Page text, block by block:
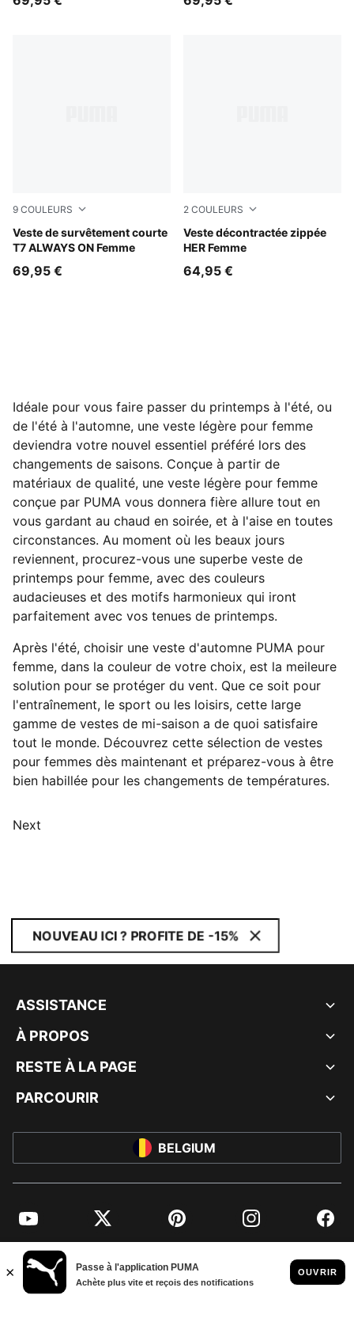
9 COULEURS
Veste de survêtement courte
T7 ALWAYS ON Femme
Garnet Glow-Créme De Mint
69,95 €
2 COULEURS
Veste décontractée zippée
HER Femme
Inky Depths
64,95 €
Idéale pour vous faire passer du printemps à l'été, ou
de l'été à l'automne, une veste légère pour femme
deviendra votre nouvel essentiel préféré lors des
changements de saisons. Conçue à partir de
matériaux de qualité, une veste légère pour femme
conçue par PUMA vous donnera fière allure tout en
vous gardant au chaud en soirée, et à l'aise en toutes
circonstances. Au moment où les beaux jours
reviennent, procurez-vous une superbe veste de
printemps pour femme, avec des couleurs
audacieuses et des motifs harmonieux qui iront
parfaitement avec vos tenues de printemps.
Après l'été, choisir une veste d'automne PUMA pour
femme, dans la couleur de votre choix, est la meileure
solution pour se protéger du vent. Que ce soit pour
l'entraînement, le sport ou les loisirs, cette large
gamme de vestes de mi-saison a de quoi satisfaire
tout le monde. Découvrez cette sélection de vestes
pour femmes dès maintenant et préparez-vous à être
bien habillée pour les changements de températures.
Next
NOUVEAU ICI ? PROFITE DE -15%
ASSISTANCE
À PROPOS
RESTE À LA PAGE
PARCOURIR
BELGIUM
YouTube Twitter Pinterest Instagram
© PUMA EUROPE GMBH, 2026. TOUS DROITS RÉSERVÉS
MENTIONS ET DONNÉES LÉGALES